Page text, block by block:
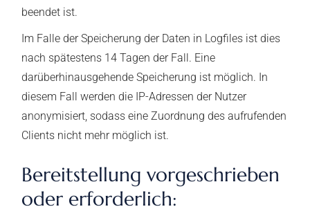
beendet ist.
Im Falle der Speicherung der Daten in Logfiles ist dies
nach spätestens 14 Tagen der Fall. Eine
darüberhinausgehende Speicherung ist möglich. In
diesem Fall werden die IP-Adressen der Nutzer
anonymisiert, sodass eine Zuordnung des aufrufenden
Clients nicht mehr möglich ist.
Bereitstellung vorgeschrieben
oder erforderlich: